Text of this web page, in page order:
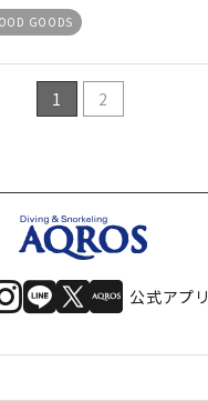
GOODS
1 2
公式アプリ